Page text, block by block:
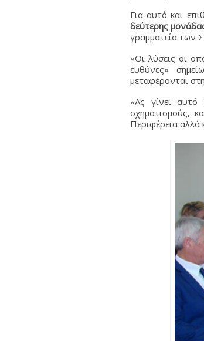
Για αυτό και
δεύτερης
γραμματεία των
«Οι λύσεις οι
ευθύνες»
μεταφέρονται
«Ας γίνει αυτό
σχηματισμούς,
Περιφέρεια αλλά